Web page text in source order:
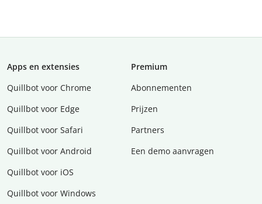
Apps en extensies
Quillbot voor Chrome
Quillbot voor Edge
Quillbot voor Safari
Quillbot voor Android
Quillbot voor iOS
Quillbot voor Windows
Premium
Abonnementen
Prijzen
Partners
Een demo aanvragen